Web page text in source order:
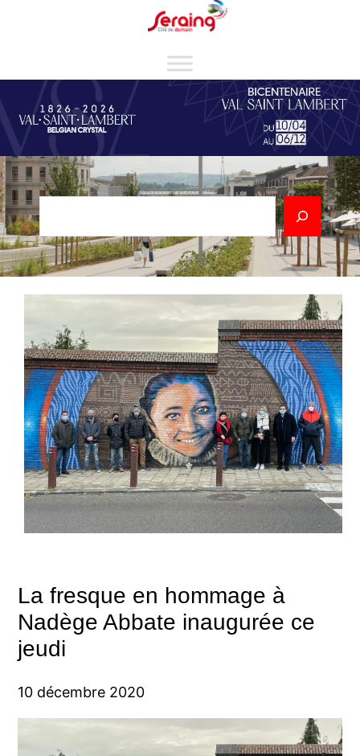
Rechercher
La fresque en hommage à
Nadège Abbate inaugurée ce
jeudi
10 décembre 2020
Cookies management panel